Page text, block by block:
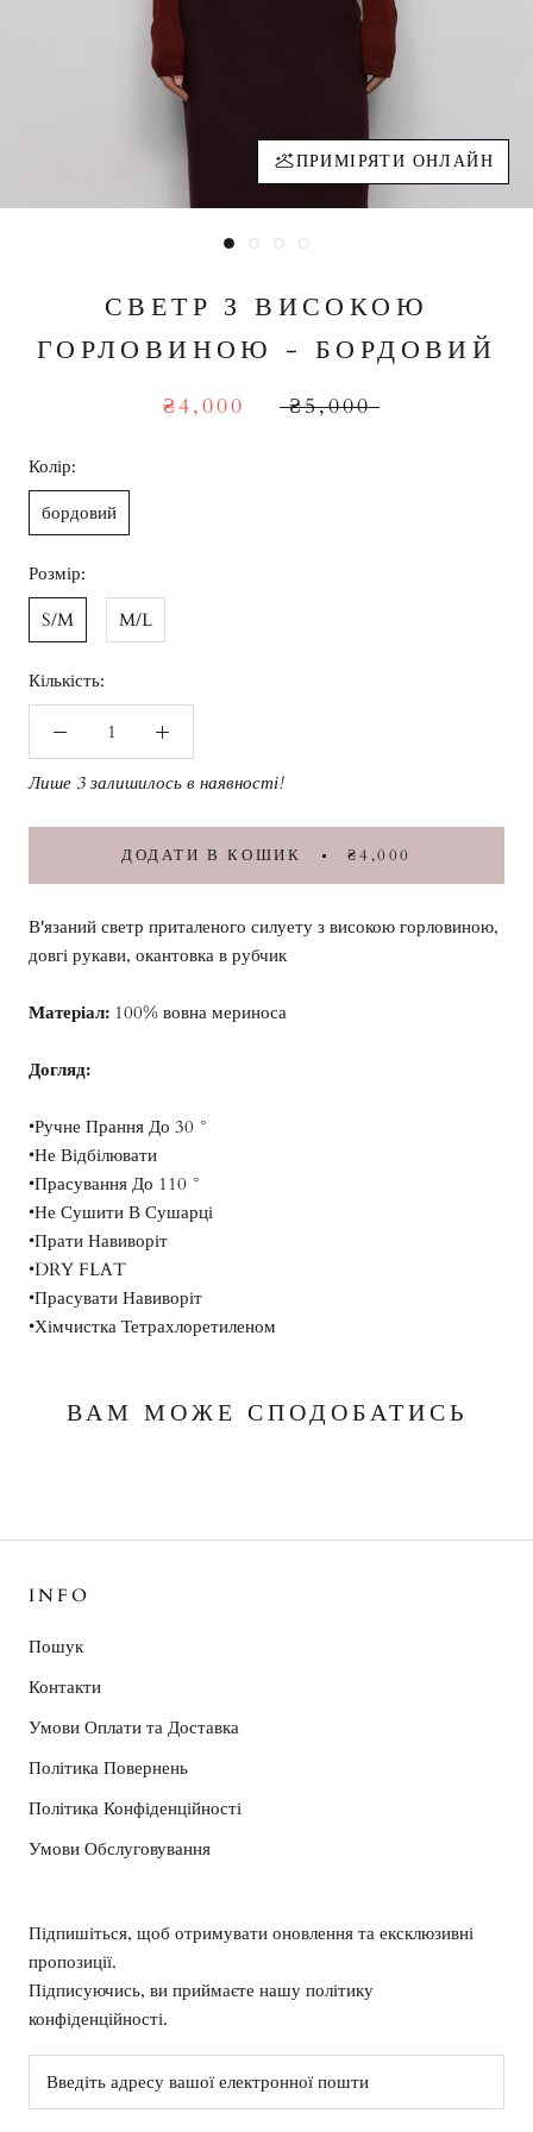
ПРИМІРЯТИ ОНЛАЙН
СВЕТР З ВИСОКОЮ
ГОРЛОВИНОЮ - БОРДОВИЙ
₴4,000 ₴5,000
Колір:
бордовий
Розмір:
S/M
M/L
Кількість:
Лише 3 залишилось в наявності!
ДОДАТИ В КОШИК ₴4,000
В'язаний светр приталеного силуету з високою горловиною,
довгі рукави, окантовка в рубчик
Матеріал: 100% вовна мериноса
Догляд:
•Ручне Прання До 30 °
•Не Відбілювати
•Прасування До 110 °
•Не Сушити В Сушарці
•Прати Навиворіт
•DRY FLAT
•Прасувати Навиворіт
•Хімчистка Тетрахлоретиленом
ВАМ МОЖЕ СПОДОБАТИСЬ
INFO
Пошук
Контакти
Умови Оплати та Доставка
Політика Повернень
Політика Конфіденційності
Умови Обслуговування
Підпишіться, щоб отримувати оновлення та ексклюзивні
пропозиції.
Підписуючись, ви приймаєте нашу політику
конфіденційності.